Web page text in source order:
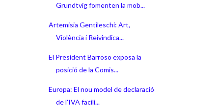
Grundtvig fomenten la mob...
Artemisia Gentileschi: Art,
Violència i Reivindica...
El President Barroso exposa la
posició de la Comis...
Europa: El nou model de declaració
de l'IVA facili...